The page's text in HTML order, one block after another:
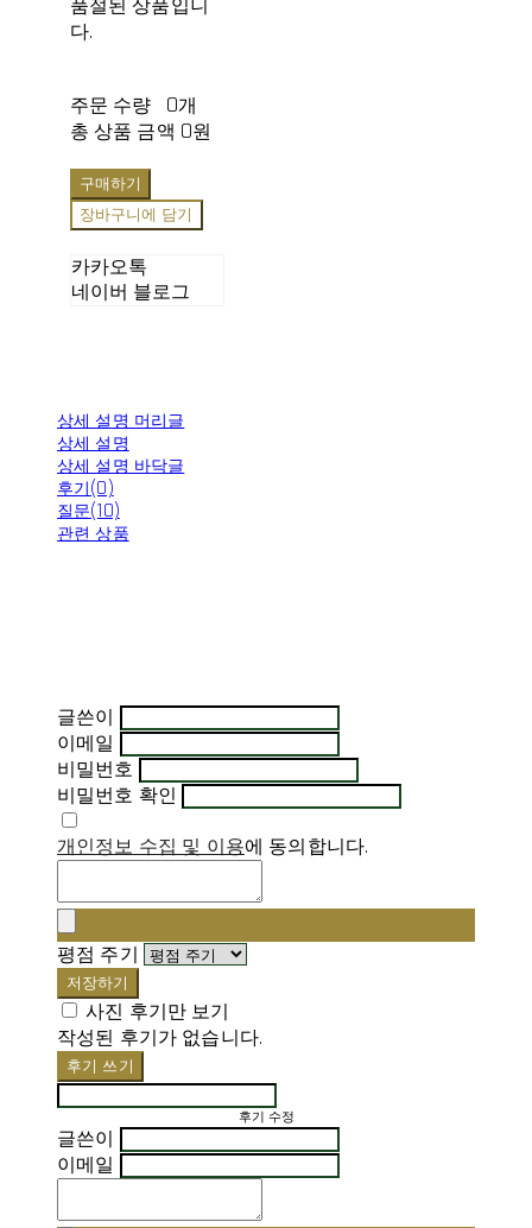
품절된 상품입니
다.
주문 수량
0개
총 상품 금액 0원
구매하기
장바구니에 담기
카카오톡
네이버 블로그
상세 설명 머리글
상세 설명
상세 설명 바닥글
후기(0)
질문(10)
관련 상품
글쓴이
이메일
비밀번호
비밀번호 확인
개인정보 수집 및 이용에 동의합니다.
평점 주기
저장하기
사진 후기만 보기
작성된 후기가 없습니다.
후기 쓰기
후기 수정
글쓴이
이메일